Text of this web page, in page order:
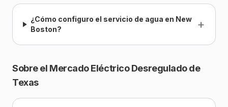
¿Cómo configuro el servicio de agua en New
Boston?
+
Sobre el Mercado Eléctrico Desregulado de
Texas